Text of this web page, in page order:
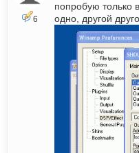
6
попробую только
одно, другой